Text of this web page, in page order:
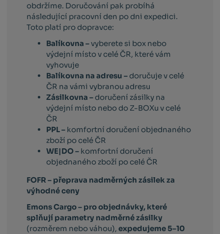
obdržíme. Doručování pak probíhá
následující pracovní den po dni expedici.
Toto platí pro dopravce:
Balíkovna –vyberete si box nebo
výdejní místo v celé ČR, které vám
vyhovuje
Balíkovna na adresu – doručuje v celé
ČR na vámi vybranou adresu
Zásilkovna – doručení zásilky na
výdejní místo nebo do Z-BOXu v celé
ČR
PPL – komfortní doručení objednaného
zboží po celé ČR
WE|DO – komfortní doručení
objednaného zboží po celé ČR
FOFR – přeprava nadměrných zásilek za
výhodné ceny
Emons Cargo – pro objednávky, které
splňují parametry nadměrné zásilky
(rozměrem nebo váhou),expedujeme 5–10